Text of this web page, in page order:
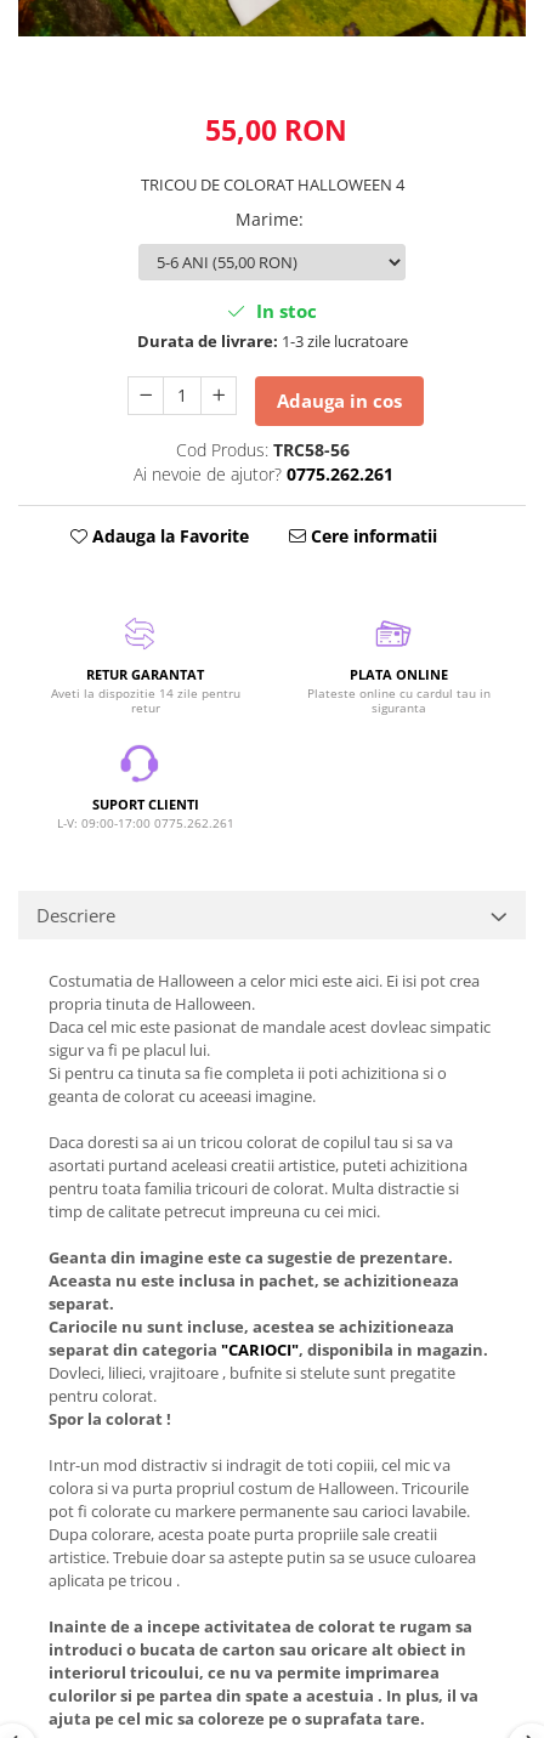
55,00 RON
TRICOU DE COLORAT HALLOWEEN 4
Marime:
In stoc
Durata de livrare: 1-3 zile lucratoare
Adauga in cos
Cod Produs: TRC58-56
Ai nevoie de ajutor? 0775.262.261
Adauga la Favorite Cere informatii
RETUR GARANTAT
Aveti la dispozitie 14 zile pentru
retur
PLATA ONLINE
Plateste online cu cardul tau in
siguranta
SUPORT CLIENTI
L-V: 09:00-17:00 0775.262.261
Descriere
Costumatia de Halloween a celor mici este aici. Ei isi pot crea
propria tinuta de Halloween.
Daca cel mic este pasionat de mandale acest dovleac simpatic
sigur va fi pe placul lui.
Si pentru ca tinuta sa fie completa ii poti achizitiona si o
geanta de colorat cu aceeasi imagine.
Daca doresti sa ai un tricou colorat de copilul tau si sa va
asortati purtand aceleasi creatii artistice, puteti achizitiona
pentru toata familia tricouri de colorat. Multa distractie si
timp de calitate petrecut impreuna cu cei mici.
Geanta din imagine este ca sugestie de prezentare.
Aceasta nu este inclusa in pachet, se achizitioneaza
separat.
Cariocile nu sunt incluse, acestea se achizitioneaza
separat din categoria "CARIOCI", disponibila in magazin.
Dovleci, lilieci, vrajitoare , bufnite si stelute sunt pregatite
pentru colorat.
Spor la colorat !
Intr-un mod distractiv si indragit de toti copiii, cel mic va
colora si va purta propriul costum de Halloween. Tricourile
pot fi colorate cu markere permanente sau carioci lavabile.
Dupa colorare, acesta poate purta propriile sale creatii
artistice. Trebuie doar sa astepte putin sa se usuce culoarea
aplicata pe tricou .
Inainte de a incepe activitatea de colorat te rugam sa
introduci o bucata de carton sau oricare alt obiect in
interiorul tricoului, ce nu va permite imprimarea
culorilor si pe partea din spate a acestuia . In plus, il va
ajuta pe cel mic sa coloreze pe o suprafata tare.